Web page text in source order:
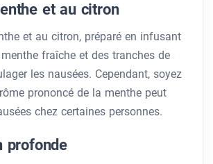
et au citron
et au citron, préparé en infusant
fraîche et des tranches de
les nausées. Cependant, soyez
prononcé de la menthe peut
chez certaines personnes.
profonde